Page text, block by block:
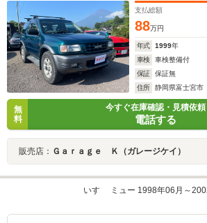
支払総額
88万円
年式 1999年
車検
車検整備付
保証
保証無
住所
静岡県富士宮市
無
料
今すぐ在庫確認・見積依頼
電話する
販売店： Ｇａｒａｇｅ Ｋ（ガレージケイ）
いすゞ ミュー 1998年06月～